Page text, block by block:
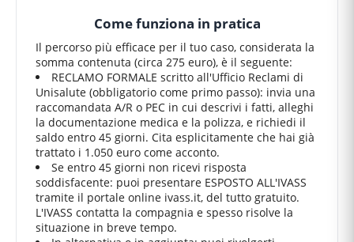
Come funziona in pratica
Il percorso più efficace per il tuo caso, considerata la
somma contenuta (circa 275 euro), è il seguente:
RECLAMO FORMALE scritto all'Ufficio Reclami di
Unisalute (obbligatorio come primo passo): invia una
raccomandata A/R o PEC in cui descrivi i fatti, alleghi
la documentazione medica e la polizza, e richiedi il
saldo entro 45 giorni. Cita esplicitamente che hai già
trattato i 1.050 euro come acconto.
Se entro 45 giorni non ricevi risposta
soddisfacente: puoi presentare ESPOSTO ALL'IVASS
tramite il portale online ivass.it, del tutto gratuito.
L'IVASS contatta la compagnia e spesso risolve la
situazione in breve tempo.